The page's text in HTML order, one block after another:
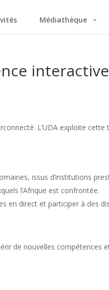
Médiathèque
L’UDA exploite
issus d’institutions
l’Afrique est confrontée.
en direct et participer à des
de nouvelles compétences